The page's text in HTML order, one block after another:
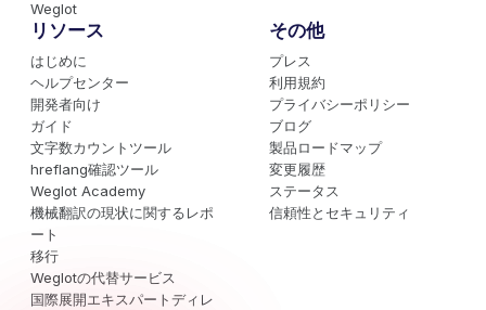
Weglot
リソース
はじめに
ヘルプセンター
開発者向け
ガイド
文字数カウントツール
hreflang確認ツール
Weglot Academy
機械翻訳の現状に関するレポ
ート
移行
Weglotの代替サービス
国際展開エキスパートディレ
その他
プレス
利用規約
プライバシーポリシー
ブログ
製品ロードマップ
変更履歴
ステータス
信頼性とセキュリティ